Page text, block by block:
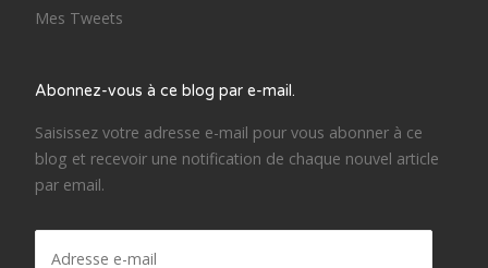
Mes Tweets
Abonnez-vous à ce blog par e-mail.
Saisissez votre adresse e-mail pour vous abonner à ce
blog et recevoir une notification de chaque nouvel article
par email.